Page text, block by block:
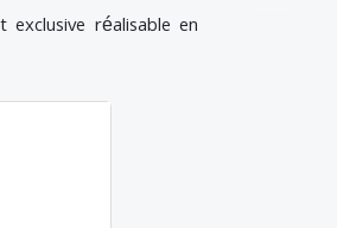
réalisable en